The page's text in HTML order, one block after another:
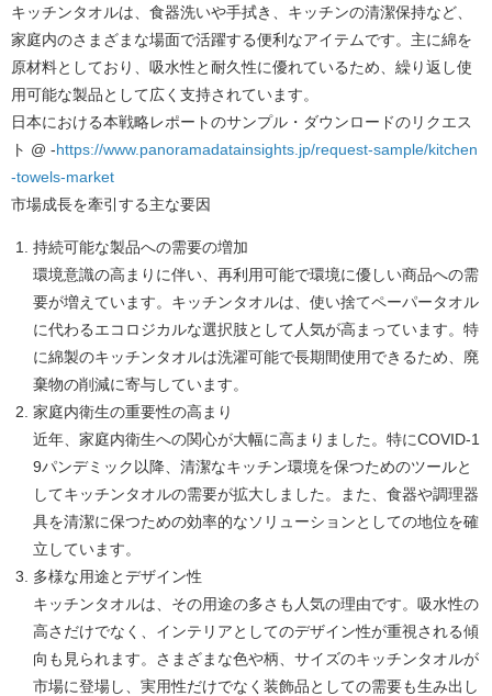
キッチンタオルは、食器洗いや手拭き、キッチンの清潔保持など、
家庭内のさまざまな場面で活躍する便利なアイテムです。主に綿を
原材料としており、吸水性と耐久性に優れているため、繰り返し使
用可能な製品として広く支持されています。
日本における本戦略レポートのサンプル・ダウンロードのリクエス
ト @ -https://www.panoramadatainsights.jp/request-sample/kitchen
-towels-market
市場成長を牽引する主な要因
持続可能な製品への需要の増加
環境意識の高まりに伴い、再利用可能で環境に優しい商品への需
要が増えています。キッチンタオルは、使い捨てペーパータオル
に代わるエコロジカルな選択肢として人気が高まっています。特
に綿製のキッチンタオルは洗濯可能で長期間使用できるため、廃
棄物の削減に寄与しています。
家庭内衛生の重要性の高まり
近年、家庭内衛生への関心が大幅に高まりました。特にCOVID-1
9パンデミック以降、清潔なキッチン環境を保つためのツールと
してキッチンタオルの需要が拡大しました。また、食器や調理器
具を清潔に保つための効率的なソリューションとしての地位を確
立しています。
多様な用途とデザイン性
キッチンタオルは、その用途の多さも人気の理由です。吸水性の
高さだけでなく、インテリアとしてのデザイン性が重視される傾
向も見られます。さまざまな色や柄、サイズのキッチンタオルが
市場に登場し、実用性だけでなく装飾品としての需要も生み出し